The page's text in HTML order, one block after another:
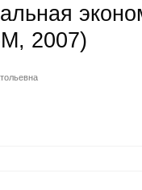
2007)